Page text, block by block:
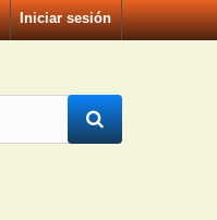
Iniciar sesión